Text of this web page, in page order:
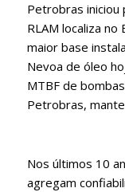
Petrobras iniciou
RLAM localiza no
maior base
Nevoa de óleo
MTBF de
Petrobras,
Nos últimos 10
agregam